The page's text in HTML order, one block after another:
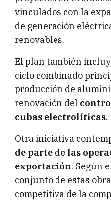
vinculados con la
de generación
renovables.
El plan también
ciclo combinado
producción de
renovación del
cubas electrolíticas.
Otra iniciativa
de parte de las
exportación. Según
conjunto de estas
competitiva de la